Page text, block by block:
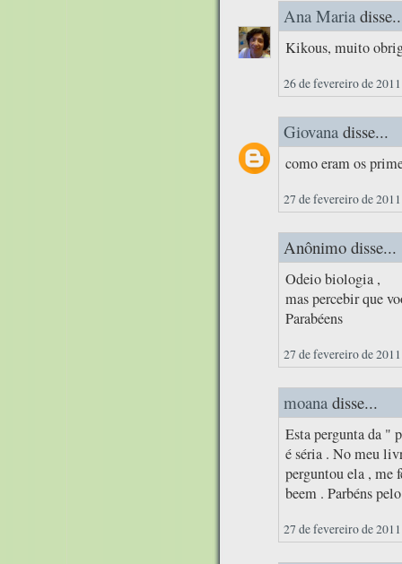
Ana Maria
Kikous, muito
26 de fevereiro de
Giovana disse...
como eram os
27 de fevereiro de
Anônimo disse...
Odeio biologia ,
mas percebir que
Parabéens
27 de fevereiro de
moana disse...
Esta pergunta da "
é séria . No meu
perguntou ela , me
beem . Parbéns
27 de fevereiro de